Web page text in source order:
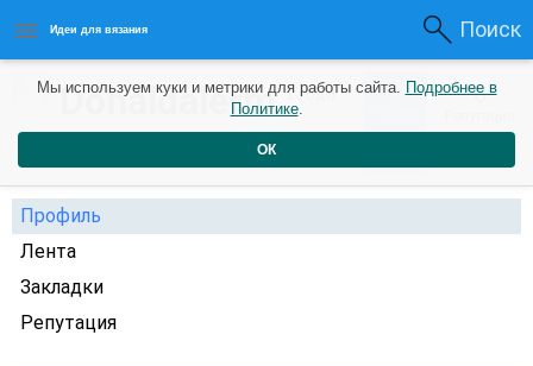
Идеи для вязания Поиск
Donaldalerm2 года 0 0
Профиль
Лента
Закладки
Репутация
Мы используем куки и метрики для работы сайта. Подробнее в
Политике.
ОК